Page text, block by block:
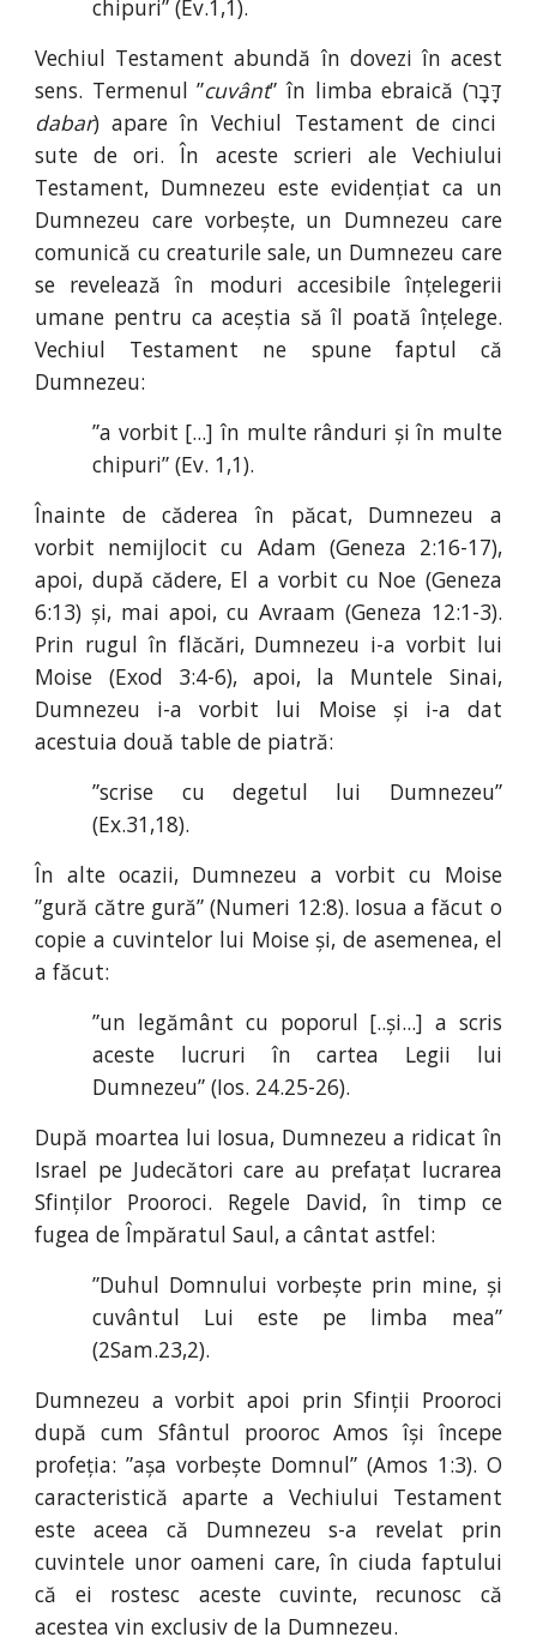
chipuri” (Ev.1,1).
Vechiul Testament abundă în dovezi în acest
sens. Termenul ”cuvânt
dabar) apare în Vechiul Testament de cinci
sute de ori. În aceste scrieri ale Vechiului
Testament, Dumnezeu este evidențiat ca un
Dumnezeu care vorbește, un Dumnezeu care
comunică cu creaturile sale, un Dumnezeu care
se revelează în moduri accesibile înțelegerii
umane pentru ca aceștia să îl poată înțelege.
Vechiul Testament ne spune faptul că
Dumnezeu:
”a vorbit [...] în multe rânduri și în multe
chipuri” (Ev. 1,1).
Înainte de căderea în păcat, Dumnezeu a
vorbit nemijlocit cu Adam (Geneza 2:16-17),
apoi, după cădere, El a vorbit cu Noe (Geneza
6:13) și, mai apoi, cu Avraam (Geneza 12:1-3).
Prin rugul în flăcări, Dumnezeu i-a vorbit lui
Moise (Exod 3:4-6), apoi, la Muntele Sinai,
Dumnezeu i-a vorbit lui Moise și i-a dat
acestuia două table de piatră:
”scrise cu degetul lui Dumnezeu”
(Ex.31,18).
În alte ocazii, Dumnezeu a vorbit cu Moise
”gură către gură” (Numeri 12:8). Iosua a făcut o
copie a cuvintelor lui Moise și, de asemenea, el
a făcut:
”un legământ cu poporul [..și...] a scris
aceste lucruri în cartea Legii lui
Dumnezeu” (Ios. 24.25-26).
După moartea lui Iosua, Dumnezeu a ridicat în
Israel pe Judecători care au prefațat lucrarea
Sfinților Prooroci. Regele David, în timp ce
fugea de Împăratul Saul, a cântat astfel:
”Duhul Domnului vorbește prin mine, și
cuvântul Lui este pe limba mea”
(2Sam.23,2).
Dumnezeu a vorbit apoi prin Sfinții Prooroci
după cum Sfântul prooroc Amos își începe
profeția: ”așa vorbește Domnul” (Amos 1:3). O
caracteristică aparte a Vechiului Testament
este aceea că Dumnezeu s-a revelat prin
cuvintele unor oameni care, în ciuda faptului
că ei rostesc aceste cuvinte, recunosc că
acestea vin exclusiv de la Dumnezeu.